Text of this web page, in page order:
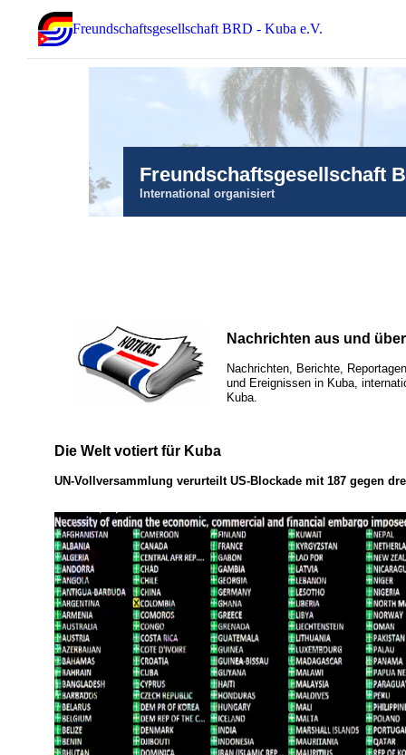
Freundschaftsgesellschaft BRD - Kuba e.V.
Freundschaftsgesellschaft
International organisiert
Nachrichten aus und
Nachrichten, Berichte,
und Ereignissen in Kuba,
Kuba.
Die Welt votiert für Kuba
UN-Vollversammlung verurteilt US-Blockade mit 187 gegen